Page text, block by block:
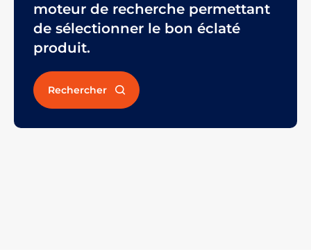
moteur de recherche permettant
de sélectionner le bon éclaté
produit.
Rechercher